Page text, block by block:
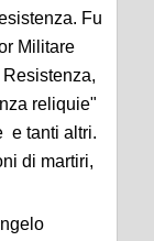
Fu
Militare
reliquie"
e tanti altri.
di martiri,